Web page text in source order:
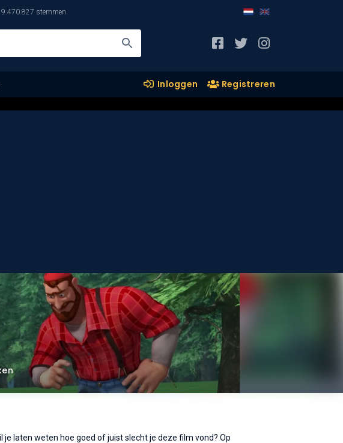
9.470.827 stemmen
Inloggen Registreren
je laten weten hoe goed of juist slecht je deze film vond? Op